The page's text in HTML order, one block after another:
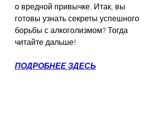
о вредной привычке. Итак, вы
готовы узнать секреты успешного
борьбы с алкоголизмом? Тогда
читайте дальше!
ПОДРОБНЕЕ ЗДЕСЬ